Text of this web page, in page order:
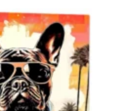
a
plusieurs
variations.
Les
options
peuvent
être
choisies